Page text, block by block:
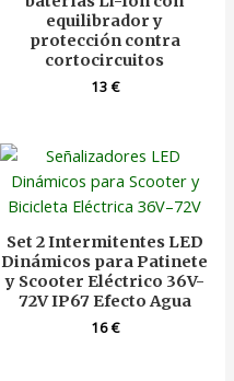
equilibrador y
protección contra
cortocircuitos
13€
Set 2 Intermitentes LED
Dinámicos para Patinete
y Scooter Eléctrico 36V-
72V IP67 Efecto Agua
16€